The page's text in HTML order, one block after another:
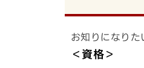
お知りになりた
＜資格＞